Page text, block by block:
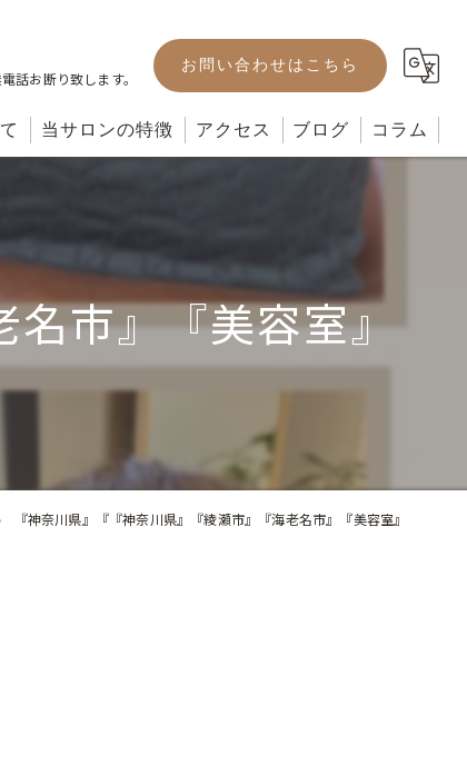
話お断り致します。
お問い合わせはこちら
当サロンの特徴
パーマ
アクセス ブログ コラム
名市』『美容室』
『神奈川県』『『神奈川県』『綾瀬市』『海老名市』『美容室』